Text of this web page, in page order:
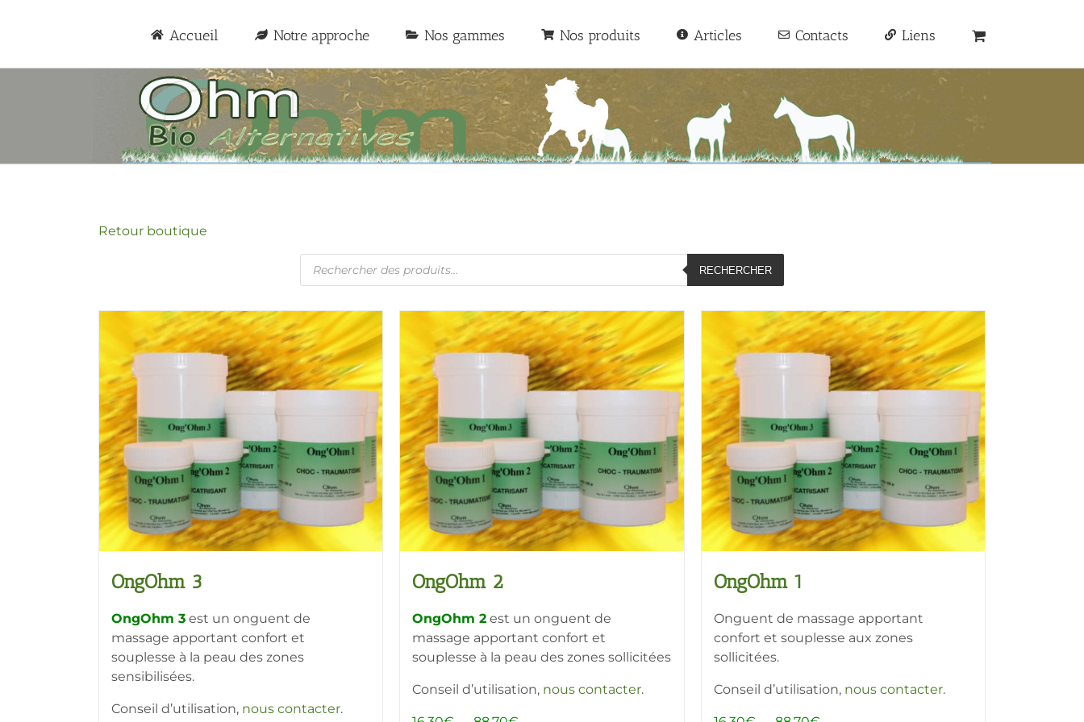
Accueil Notre approche Nos gammes Nos produits Articles Contacts Liens
Retour boutique
Recherche
de
produits
RECHERCHER
OngOhm 3
OngOhm 3 est un onguent de
massage apportant confort et
souplesse à la peau des zones
sensibilisées.
Conseil d’utilisation, nous contacter.
OngOhm 2
OngOhm 2 est un onguent de
massage apportant confort et
souplesse à la peau des zones sollicitées
Conseil d’utilisation, nous contacter.
OngOhm 1
Onguent de massage apportant
confort et souplesse aux zones
sollicitées.
Conseil d’utilisation, nous contacter.